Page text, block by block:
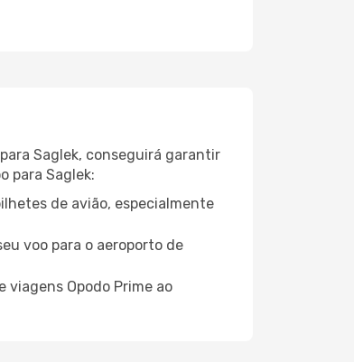
Saglek, conseguirá garantir
para Saglek:
de avião, especialmente
voo para o aeroporto de
Opodo Prime ao